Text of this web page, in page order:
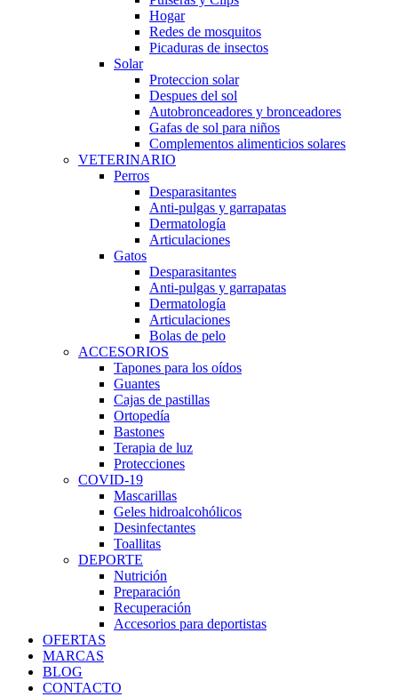
Hogar
Redes de mosquitos
Picaduras de insectos
Solar
Proteccion solar
Despues del sol
Autobronceadores y bronceadores
Gafas de sol para niños
Complementos alimenticios solares
VETERINARIO
Perros
Desparasitantes
Anti-pulgas y garrapatas
Dermatología
Articulaciones
Gatos
Desparasitantes
Anti-pulgas y garrapatas
Dermatología
Articulaciones
Bolas de pelo
ACCESORIOS
Tapones para los oídos
Guantes
Cajas de pastillas
Ortopedía
Bastones
Terapia de luz
Protecciones
COVID-19
Mascarillas
Geles hidroalcohólicos
Desinfectantes
Toallitas
DEPORTE
Nutrición
Preparación
Recuperación
Accesorios para deportistas
OFERTAS
MARCAS
BLOG
CONTACTO